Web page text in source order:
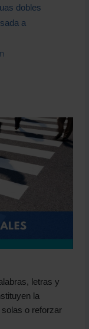
dobles
a
blancoletras y
la
o reforzar